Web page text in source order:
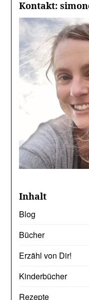
Kontakt:
Inhalt
Blog
Bücher
Erzähl von Dir!
Kinderbücher
Rezepte